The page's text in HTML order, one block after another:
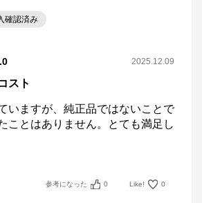
確認済み
2025.12.09
スト
いますが、純正品ではないことで
ことはありません。とても満足し
参考になった 0 Like! 0